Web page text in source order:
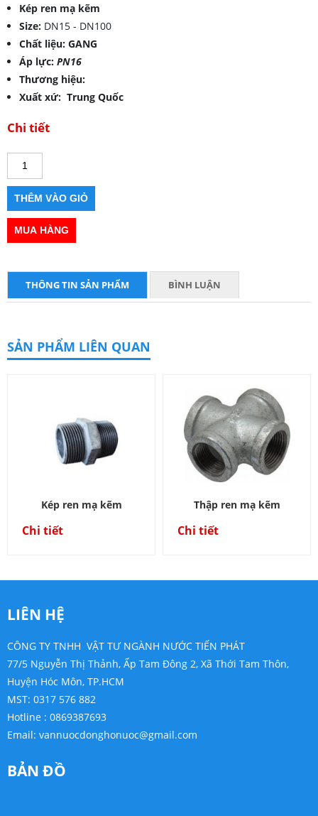
Kép ren mạ kẽm
Size: DN15 - DN100
Chất liệu: GANG
Áp lực: PN16
Thương hiệu:
Xuất xứ: Trung Quốc
Chi tiết
THÔNG TIN SẢN PHẨM BÌNH LUẬN
SẢN PHẨM LIÊN QUAN
Kép ren mạ kẽm
Chi tiết
Thập ren mạ kẽm
Chi tiết
LIÊN HỆ
CÔNG TY TNHH VẬT TƯ NGÀNH NƯỚC TIẾN PHÁT
77/5 Nguyễn Thị Thảnh, Ấp Tam Đông 2, Xã Thới Tam Thôn,
Huyện Hóc Môn, TP.HCM
MST: 0317 576 882
Hotline : 0869387693
Email: vannuocdonghonuoc@gmail.com
BẢN ĐỒ